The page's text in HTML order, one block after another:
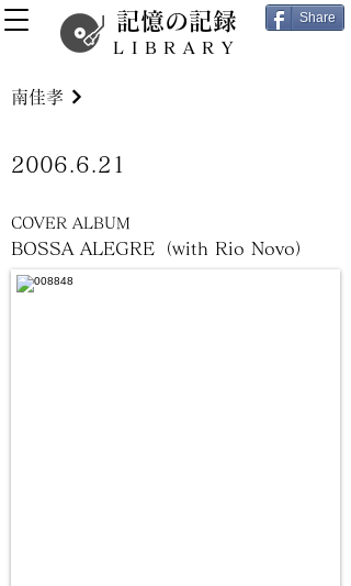
記憶の記録
LIBRARY
Share
BOSSA ALEGRE（with Rio Novo）
南佳孝
2006.6.21
COVER ALBUM